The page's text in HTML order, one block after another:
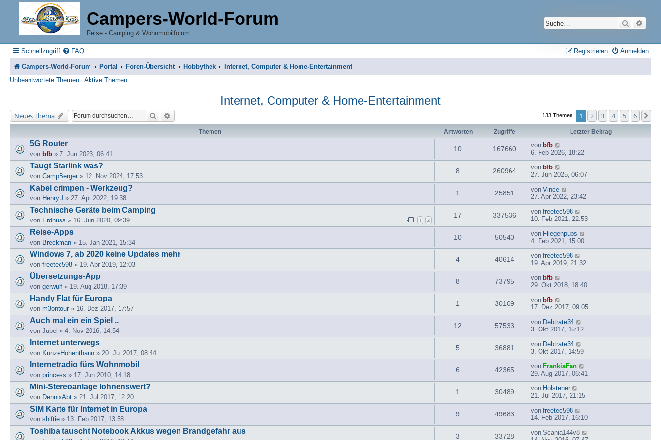
Campers-World-Forum
Reise - Camping & Wohnmobilforum
Suche
Schnellzugriff FAQ Anmelden
Registrieren
Campers-World-Forum Portal Foren-Übersicht Hobbythek
Internet, Computer & Home-Entertainment
Unbeantwortete Themen
Aktive Themen
Internet, Computer & Home-Entertainment
Neues Thema Suche 133 Themen 1 2 3 4 5 6
Themen Antworten Zugriffe Letzter Beitrag
5G Router
von bfb » 7. Jun 2023, 06:41
10 167660 von bfb
6. Feb 2026, 18:22
Taugt Starlink was?
von CampBerger » 12. Nov 2024, 17:53
8 260964 von bfb
27. Jun 2025, 06:07
Kabel crimpen - Werkzeug?
von HenryU » 27. Apr 2022, 19:38
1 25851 von Vince
27. Apr 2022, 23:42
Technische Geräte beim Camping
von Erdnuss » 16. Jun 2020, 09:39 1 2
17 337536 von freetec598
10. Feb 2021, 22:53
Reise-Apps
von Breckman » 15. Jan 2021, 15:34
10 50540 von Fliegenpups
4. Feb 2021, 15:00
Windows 7, ab 2020 keine Updates mehr
von freetec598 » 19. Apr 2019, 12:03
4 40614 von freetec598
19. Apr 2019, 21:32
Übersetzungs-App
von gerwulf » 19. Aug 2018, 17:39
8 73795 von bfb
29. Okt 2018, 18:40
Handy Flat für Europa
von m3ontour » 16. Dez 2017, 17:57
1 30109 von bfb
17. Dez 2017, 09:05
Auch mal ein ein Spiel ..
von Jubel » 4. Nov 2016, 14:54
12 57533 von Debtrate34
3. Okt 2017, 15:12
Internet unterwegs
von KunzeHohenthann » 20. Jul 2017, 08:44
5 36881 von Debtrate34
3. Okt 2017, 14:59
Internetradio fürs Wohnmobil
von princess » 17. Jun 2010, 14:18
6 42365 von FrankiaFan
29. Aug 2017, 06:41
Mini-Stereoanlage lohnenswert?
von DennisAbt » 21. Jul 2017, 12:20
1 30489 von Holstener
21. Jul 2017, 21:15
SIM Karte für Internet in Europa
von shiftie » 13. Feb 2017, 13:58
9 49683 von freetec598
14. Feb 2017, 16:10
Toshiba tauscht Notebook Akkus wegen Brandgefahr aus
3 33728 von Scania144v8